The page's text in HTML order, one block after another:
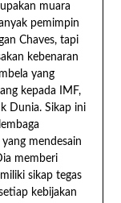
muara
pemimpin
Chaves, tapi
kebenaran
yang
kepada IMF,
Dunia. Sikap ini
mendesain
memberi
sikap tegas
kebijakan